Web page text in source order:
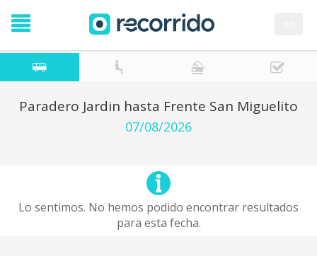
Paradero Jardin hasta Frente San Miguelito
07/08/2026
Lo sentimos. No hemos podido encontrar resultados
para esta fecha.